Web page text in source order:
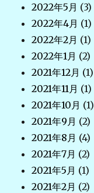
2022年5月 (3)
2022年4月 (1)
2022年2月 (1)
2022年1月 (2)
2021年12月 (1)
2021年11月 (1)
2021年10月 (1)
2021年9月 (2)
2021年8月 (4)
2021年7月 (2)
2021年5月 (1)
2021年2月 (2)